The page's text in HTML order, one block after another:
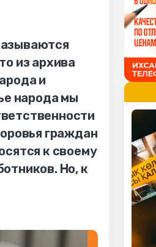
из архива
и
народа мы
граждан
к своему
Но, к